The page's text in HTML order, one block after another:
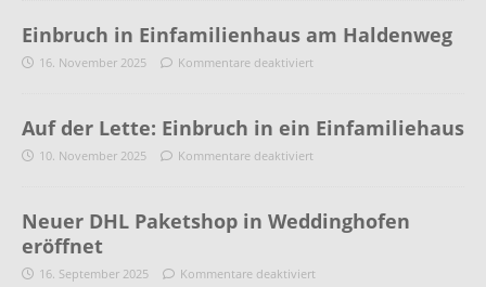
Einbruch in Einfamilienhaus am Haldenweg
16. November 2025 Kommentare deaktiviert
Auf der Lette: Einbruch in ein Einfamiliehaus
10. November 2025 Kommentare deaktiviert
Neuer DHL Paketshop in Weddinghofen
eröffnet
16. September 2025 Kommentare deaktiviert